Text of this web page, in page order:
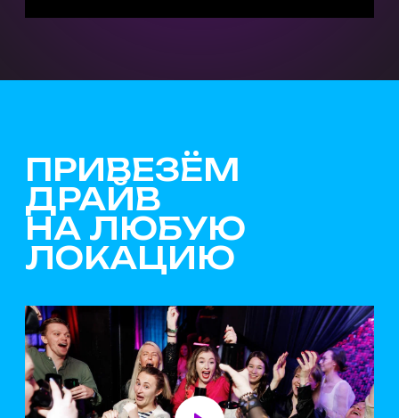
Хитомания — настоящая
профессиональная шоу-игра,
которая захлестнёт эмоциями
всех участников.
Мы создали крутейшие задания
Когда мы поделим вас на команды
и вручим интерактивные кнопки —
никто не сможет устоять на месте
от азарта и драйва.
А харизматичный ведущий